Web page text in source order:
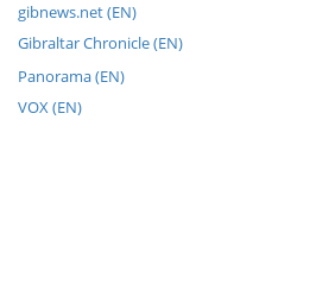
gibnews.net (EN)
Gibraltar Chronicle (EN)
Panorama (EN)
VOX (EN)